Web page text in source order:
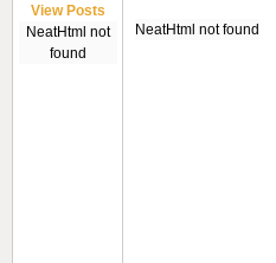
View Posts
NeatHtml not
found
NeatHtml not found